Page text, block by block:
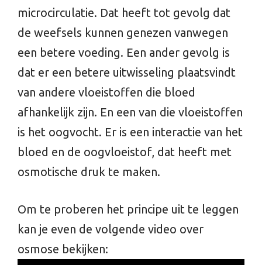
microcirculatie. Dat heeft tot gevolg dat
de weefsels kunnen genezen vanwegen
een betere voeding. Een ander gevolg is
dat er een betere uitwisseling plaatsvindt
van andere vloeistoffen die bloed
afhankelijk zijn. En een van die vloeistoffen
is het oogvocht. Er is een interactie van het
bloed en de oogvloeistof, dat heeft met
osmotische druk te maken.
Om te proberen het principe uit te leggen
kan je even de volgende video over
osmose bekijken: